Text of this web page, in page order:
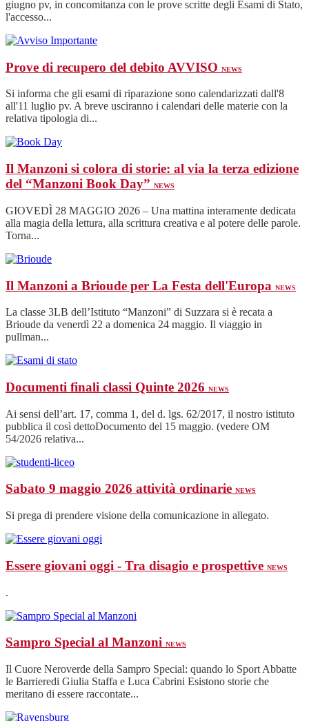
giugno pv, in concomitanza con le prove scritte degli Esami di Stato,
l'accesso...
Prove di recupero del debito AVVISO NEWS
Si informa che gli esami di riparazione sono calendarizzati dall'8
all'11 luglio pv. A breve usciranno i calendari delle materie con la
relativa tipologia di...
Il Manzoni si colora di storie: al via la terza edizione
del “Manzoni Book Day” NEWS
GIOVEDÌ 28 MAGGIO 2026 – Una mattina interamente dedicata
alla magia della lettura, alla scrittura creativa e al potere delle parole.
Torna...
Il Manzoni a Brioude per La Festa dell'Europa NEWS
La classe 3LB dell’Istituto “Manzoni” di Suzzara si è recata a
Brioude da venerdì 22 a domenica 24 maggio. Il viaggio in
pullman...
Documenti finali classi Quinte 2026 NEWS
Ai sensi dell’art. 17, comma 1, del d. lgs. 62/2017, il nostro istituto
pubblica il così dettoDocumento del 15 maggio. (vedere OM
54/2026 relativa...
Sabato 9 maggio 2026 attività ordinarie NEWS
Si prega di prendere visione della comunicazione in allegato.
Essere giovani oggi - Tra disagio e prospettive NEWS
.
Sampro Special al Manzoni NEWS
Il Cuore Neroverde della Sampro Special: quando lo Sport Abbatte
le Barrieredi Giulia Staffa e Luca Cabrini Esistono storie che
meritano di essere raccontate...